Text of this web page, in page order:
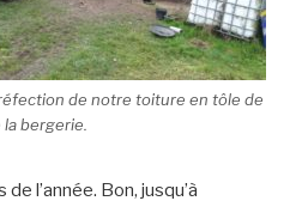
de notre toiture en tôle de
la bergerie.
l’année. Bon, jusqu’à